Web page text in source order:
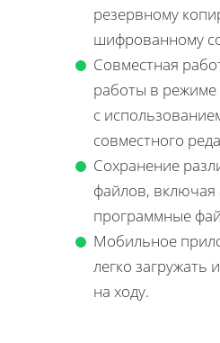
резервному
шифрованному
Совместная
работы в
с
совместного
Сохранение
файлов, включая
программные
Мобильное
легко загружать
на ходу.